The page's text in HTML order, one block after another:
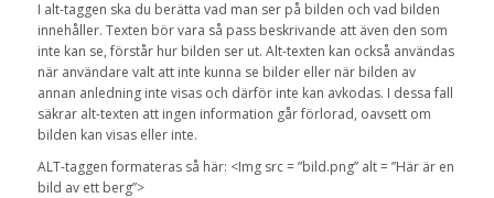
I alt-taggen ska du berätta vad man ser på bilden och vad bilden
innehåller. Texten bör vara så pass beskrivande att även den som
inte kan se, förstår hur bilden ser ut. Alt-texten kan också användas
när användare valt att inte kunna se bilder eller när bilden av
annan anledning inte visas och därför inte kan avkodas. I dessa fall
säkrar alt-texten att ingen information går förlorad, oavsett om
bilden kan visas eller inte.
ALT-taggen formateras så här: <Img src = ”bild.png” alt = ”Här är en
bild av ett berg”>